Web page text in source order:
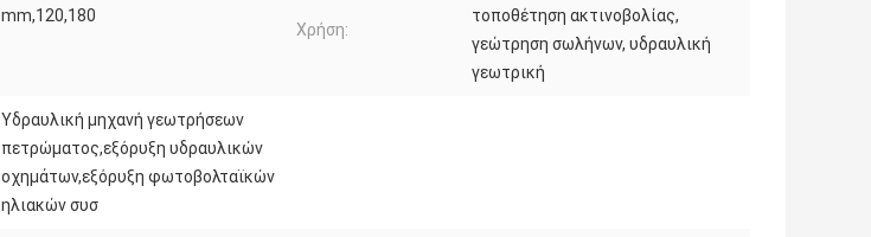
mm,120,180
Χρήση:
τοποθέτηση ακτινοβολίας,
γεώτρηση σωλήνων, υδραυλική
γεωτρική
Υδραυλική μηχανή γεωτρήσεων
πετρώματος,εξόρυξη υδραυλικών
οχημάτων,εξόρυξη φωτοβολταϊκών
ηλιακών συσ